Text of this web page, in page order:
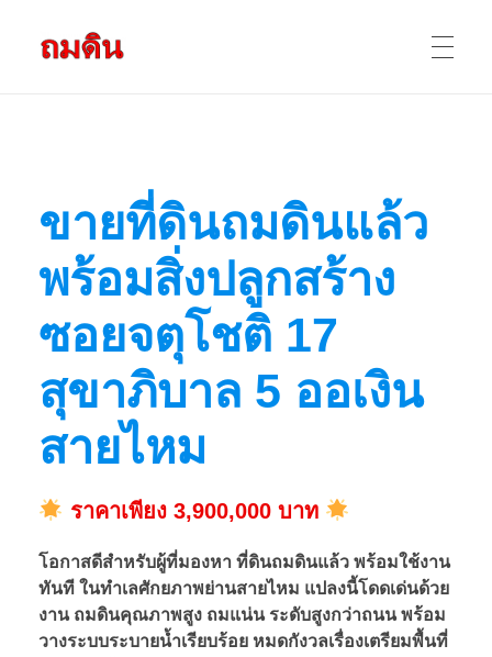
ผลงานถมดิน
ติดต่อเรา
ข
า
ย
ที่
ดิ
น
ถ
ม
ขายที่ดินถมดินแล้ว
พร้อมสิ่งปลูกสร้าง
ซอยจตุโชติ 17
สุขาภิบาล 5 ออเงิน
สายไหม
ราคาเพียง 3,900,000 บาท
โอกาสดีสำหรับผู้ที่มองหา ที่ดินถมดินแล้ว พร้อมใช้งาน
ทันที ในทำเลศักยภาพย่านสายไหม แปลงนี้โดดเด่นด้วย
งาน ถมดินคุณภาพสูง ถมแน่น ระดับสูงกว่าถนน พร้อม
วางระบบระบายน้ำเรียบร้อย หมดกังวลเรื่องเตรียมพื้นที่